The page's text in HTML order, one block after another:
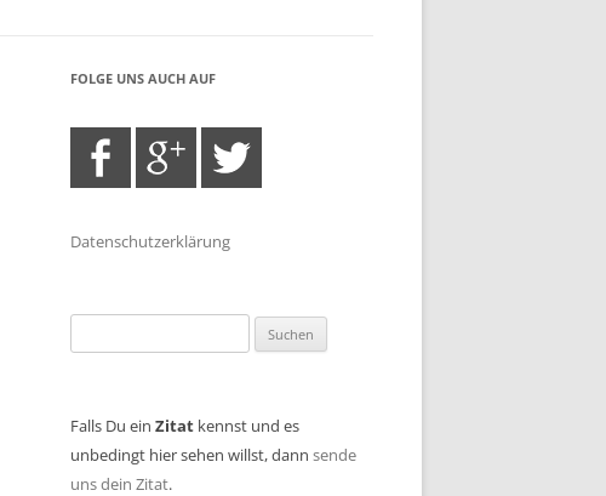
FOLGE UNS AUCH AUF
Datenschutzerklärung
nach:
Falls Du ein Zitat kennst und es
unbedingt hier sehen willst, dann sende
uns dein Zitat.